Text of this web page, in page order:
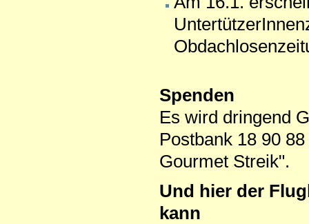
Spenden
Es wird dringend
Postbank 18 90
Gourmet Streik".
Und hier der
kann